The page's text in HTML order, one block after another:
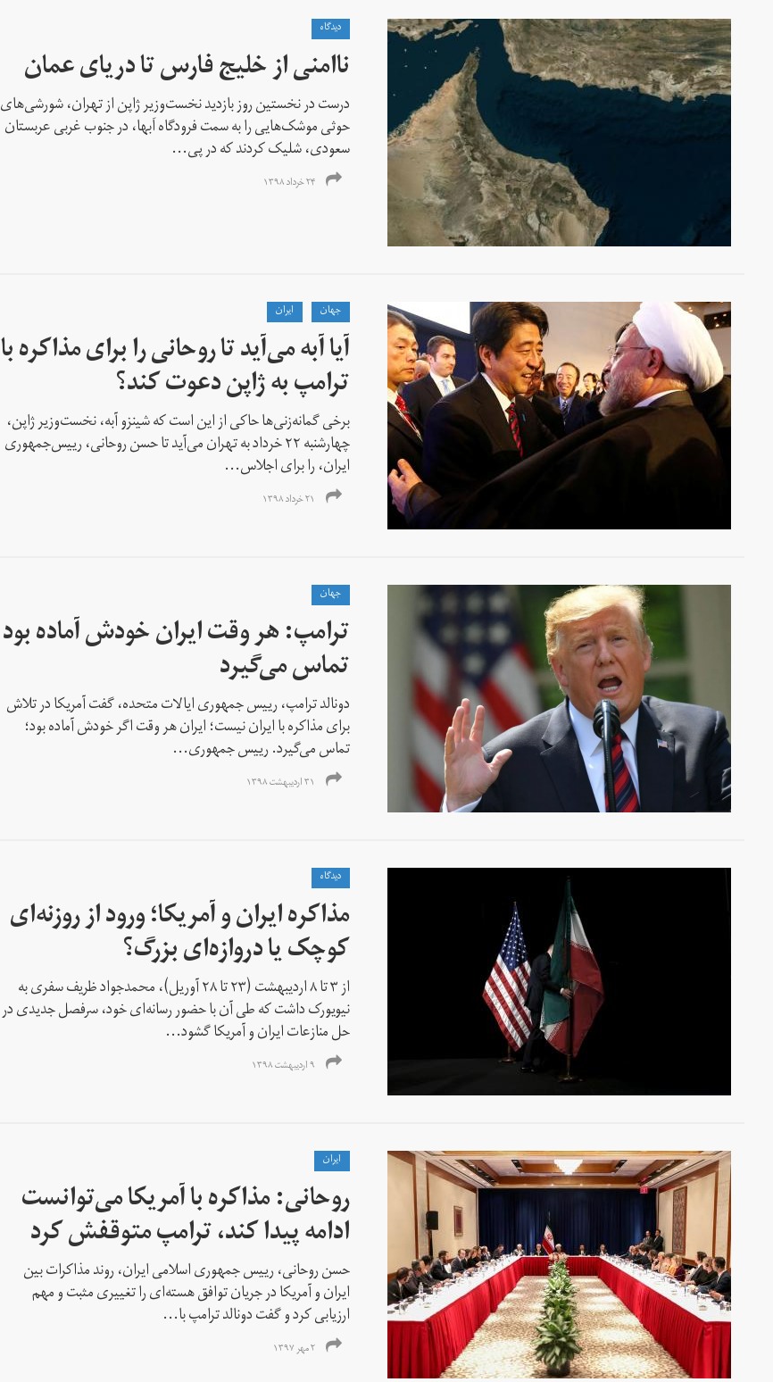
دیدگاه
نا‌امنی از خلیج فارس تا دریای عمان
درست در نخستین روز بازدید نخست‌وزیر ژاپن از تهران، شورشی‌های
حوثی موشک‌هایی را به سمت فرودگاه اَبها، در جنوب غربی عربستان
سعودی، شلیک کردند که در پی...
۲۴ خرداد ۱۳۹۸
جهان ايران
آیا آبه می‌آید تا روحانی را برای مذاکره با
ترامپ به ژاپن دعوت کند؟
برخی گمانه‌زنی‌ها حاکی از این است که شینزو آبه، نخست‌وزیر ژاپن،
چهارشنبه ۲۲ خرداد به تهران می‌آید تا حسن روحانی، رییس‌جمهوری
ایران، را برای اجلاس...
۲۱ خرداد ۱۳۹۸
جهان
ترامپ: هر وقت ایران خودش آماده بود
تماس می‌گیرد
دونالد ترامپ، رییس جمهوری ایالات متحده، گفت آمریکا در تلاش
برای مذاکره با ایران نیست؛ ایران هر وقت اگر خودش آماده بود؛
تماس می‌گیرد. رییس جمهوری...
۳۱ اردیبهشت ۱۳۹۸
دیدگاه
مذاکره ایران و آمریکا؛ ورود از روزنه‌ای
کوچک یا دروازه‌ای بزرگ؟
از ۳ تا ۸ اردیبهشت (۲۳ تا ۲۸ آوریل)، محمد‌جواد ظریف سفری به
نیویورک داشت که طی آن با حضور رسانه‌ای خود، سرفصل جدیدی در
حل منازعات ایران و آمریکا گشود...
۹ اردیبهشت ۱۳۹۸
ايران
روحانی: مذاکره با آمریکا می‌توانست
ادامه پیدا کند، ترامپ متوقفش کرد
حسن روحانی، رییس‌ جمهوری اسلامی ایران، روند مذاکرات بین
ایران و آمریکا در جریان توافق هسته‌ای را تغییری مثبت و مهم
ارزیابی کرد و گفت دونالد ترامپ با...
۲ مهر ۱۳۹۷